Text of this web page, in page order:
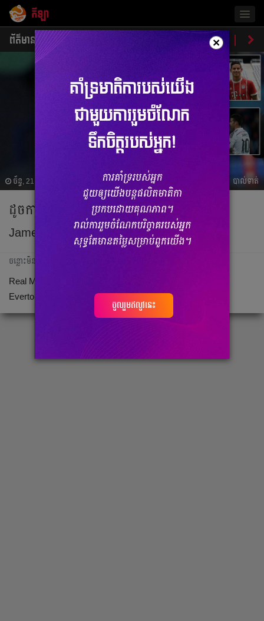
កីឡា
ព័ត៌មាន បាល់ទាត់ ប្រវត្តិ​​ វិភា
ច័ន្ទ, 21 មិថុនា 2021 07:13 បាល់ទាត់
ដូច​ការ​សង្ស័យមែន! Ancelotti គិតគូ​ចង់​នាំ​យក
James ទៅ Real Madrid វិញ
ចន្លោះមិនឃើញ
Real Madrid កំពុង​ចាប់​អារម្មណ៍​​ចង់​ទិញ James Rodriguez ពី
Everton យក​ទៅ​លេង​នៅ​អេស្ប៉ាញ​វិញ។
×
ចូលរួមឥលូវនេះ